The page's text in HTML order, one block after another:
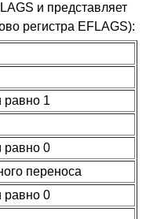
и представляет
регистра EFLAGS):
равно 1
равно 0
переноса
равно 0